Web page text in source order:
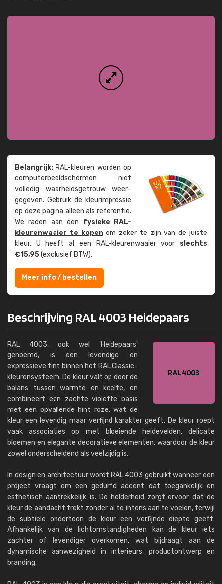
Belangrijk: RAL-kleuren worden op
computer­beeld­schermen niet
volledig waarheids­­getrouw weer­
gegeven. Gebruik de kleur­impressie
op deze pagina alleen als referentie.
We raden aan een fysieke RAL-
kleuren­waaier te kopenom zeker te zijn van de juiste
kleur. U heeft al een RAL-kleuren­waaier voor slechts
€15,95(exclusief BTW).
Meer info / bestellen
Beschrijving RAL 4003 Heidepaars
RAL 4003, ook wel 'Heidepaars'
genoemd, is een levendige en
expressieve tint binnen het RAL Classic-
kleurensysteem. De kleur valt op door de
balans tussen warmte en koelte, en
combineert een zachte violette basis
met een opvallende hint roze, wat de
kleur een levendig maar verfijnd karakter geeft. De kleur roept
vaak associaties op met bloeiende heidevelden, delicate
bloemen en elegante decoratieve elementen, waardoor de kleur
zowel onderscheidend als veelzijdig is.
In design en architectuur wordt RAL 4003 gebruikt wanneer een
project vraagt ​​om een ​​gedurfd accent dat toegankelijk en
esthetisch aantrekkelijk is. De helderheid zorgt ervoor dat de
kleur de aandacht trekt zonder al te intens aan te voelen, terwijl
de subtiele ondertoon de kleur een verfijnde diepte geeft.
Afhankelijk van de lichtomstandigheden kan de kleur iets
zachter of levendiger overkomen, wat bijdraagt ​​aan de
dynamische aanwezigheid in interieurs, productontwerp en
branding.